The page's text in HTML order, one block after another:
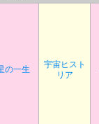
の一生
宇宙ヒスト
リア